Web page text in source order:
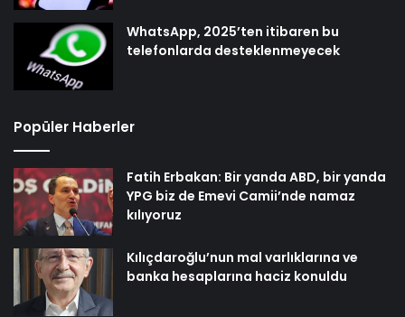
WhatsApp, 2025’ten itibaren bu
telefonlarda desteklenmeyecek
Popüler Haberler
Fatih Erbakan: Bir yanda ABD, bir yanda
YPG biz de Emevi Camii’nde namaz
kılıyoruz
Kılıçdaroğlu’nun mal varlıklarına ve
banka hesaplarına haciz konuldu